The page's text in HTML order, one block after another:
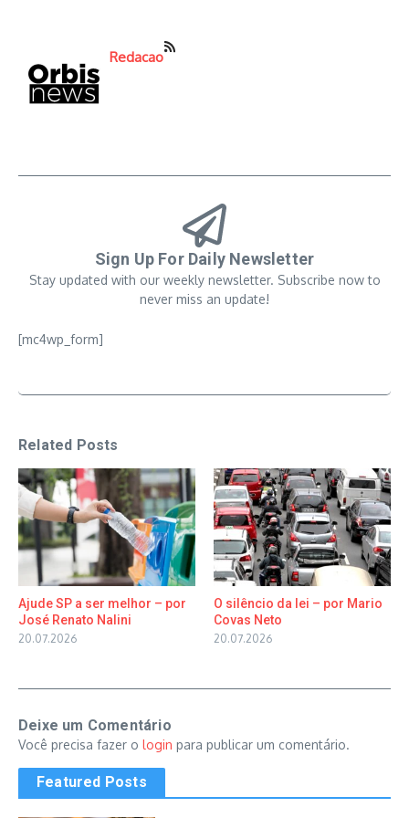
Redacao
Sign Up For Daily Newsletter
Stay updated with our weekly newsletter. Subscribe now to
never miss an update!
[mc4wp_form]
Related Posts
Ajude SP a ser melhor – por
José Renato Nalini
20.07.2026
O silêncio da lei – por Mario
Covas Neto
20.07.2026
Deixe um Comentário
Você precisa fazer o login para publicar um comentário.
Featured Posts